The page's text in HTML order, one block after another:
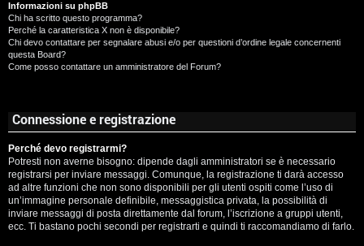
Informazioni su phpBB
Chi ha scritto questo programma?
Perché la caratteristica X non è disponibile?
Chi devo contattare per segnalare abusi e/o per questioni d’ordine legale concernenti
questa Board?
Come posso contattare un amministratore del Forum?
Connessione e registrazione
Perché devo registrarmi?
Potresti non averne bisogno: dipende dagli amministratori se è necessario
registrarsi per inviare messaggi. Comunque, la registrazione ti darà accesso
ad altre funzioni che non sono disponibili per gli utenti ospiti come l’uso di
un’immagine personale definibile, messaggistica privata, la possibilità di
inviare messaggi di posta direttamente dal forum, l’iscrizione a gruppi utenti,
ecc. Ti bastano pochi secondi per registrarti e quindi ti raccomandiamo di farlo.